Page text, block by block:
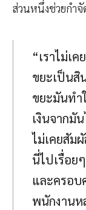
ส่วนหนึ่งช่วยกำจั
“เราไม่เ
ขยะเป็นสิ
ขยะมันทำ
เงินจากมั
ไม่เคยสัม
นี่ไปเรื่อย
และครอบ
พนักงานห